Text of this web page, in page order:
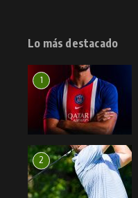
Lo más destacado
1
2